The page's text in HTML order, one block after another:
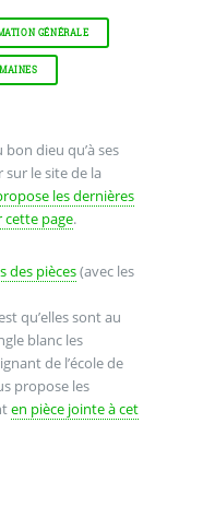
GÉNÉRALE
dieu qu’à ses
sur le site de la
les dernières
cette page.
des pièces(avec les
qu’elles sont au
blanc les
de l’école de
propose les
en pièce jointe à cet